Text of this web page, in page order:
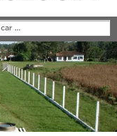
Canais
Maciel/UFPel